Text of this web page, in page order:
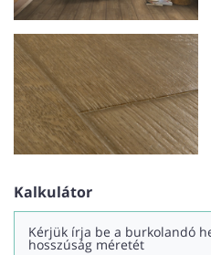
Kalkulátor
Kérjük írja be a burkolandó
hosszúság méretét